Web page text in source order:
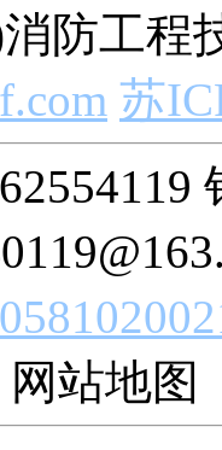
防工程
苏
站地图